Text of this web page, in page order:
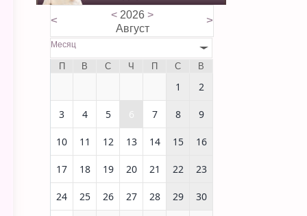
< < 2026 >
Август
>
Месяц
П В С Ч П С В
1 2
3 4 5 6 7 8 9
10 11 12 13 14 15 16
17 18 19 20 21 22 23
24 25 26 27 28 29 30